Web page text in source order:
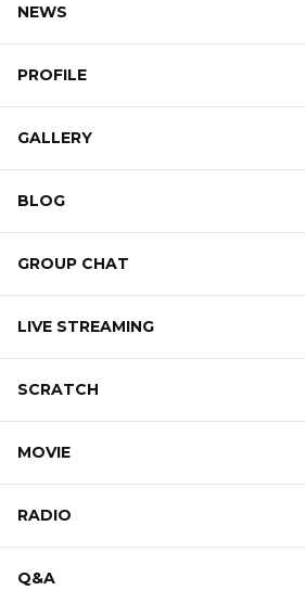
NEWS
PROFILE
GALLERY
BLOG
GROUP CHAT
LIVE STREAMING
SCRATCH
MOVIE
RADIO
Q&A